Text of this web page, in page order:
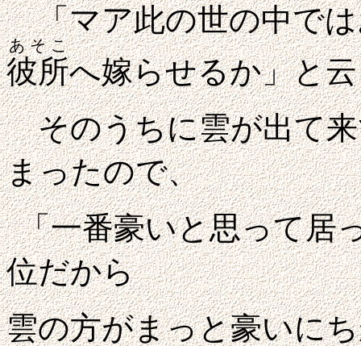
「マア此の世の中では
彼所
あそこ
へ嫁らせるか」と
そのうちに雲が出て来
まったので、
「一番豪いと思って居
位だから
雲の方がまっと豪いに